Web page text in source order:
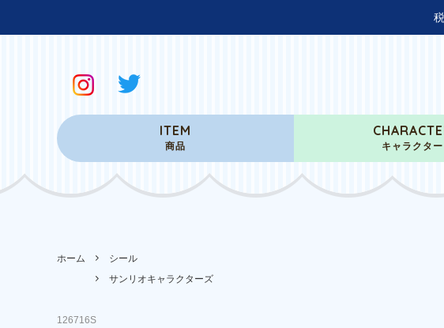
ITEM
商品 キャラクター
ホーム
シール
サンリオキャラクターズ
126716S